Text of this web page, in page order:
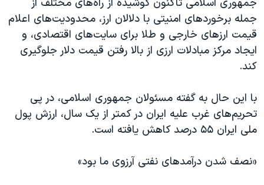
جمهوری اسلامی تاکنون کوشیده از راه‌های مختلف از
جمله برخوردهای امنیتی با دلالان ارز، محدودیت‌های اعلام
قیمت ارزهای خارجی و طلا برای سایت‌های اقتصادی، و
ایجاد مرکز مبادلات ارزی از بالا رفتن قیمت دلار جلوگیری
کند.
با این حال به گفته مسئولان جمهوری اسلامی، در پی
تحریم‌های غرب علیه ایران در کمتر از یک سال، ارزش پول
ملی ایران ۵۵ درصد کاهش یافته است.
«نصف شدن درآمدهای نفتی آرزوی ما بود»